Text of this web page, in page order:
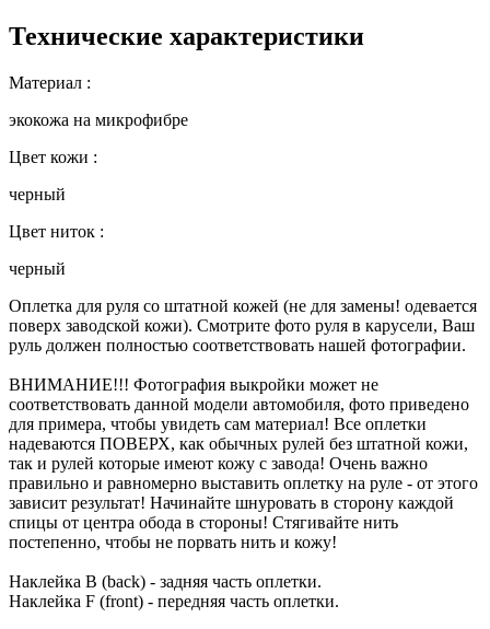
Технические характеристики
Материал :
экокожа на микрофибре
Цвет кожи :
черный
Цвет ниток :
черный
Оплетка для руля со штатной кожей (не для замены! одевается
поверх заводской кожи). Смотрите фото руля в карусели, Ваш
руль должен полностью соответствовать нашей фотографии.
ВНИМАНИЕ!!! Фотография выкройки может не
соответствовать данной модели автомобиля, фото приведено
для примера, чтобы увидеть сам материал! Все оплетки
надеваются ПОВЕРХ, как обычных рулей без штатной кожи,
так и рулей которые имеют кожу с завода! Очень важно
правильно и равномерно выставить оплетку на руле - от этого
зависит результат! Начинайте шнуровать в сторону каждой
спицы от центра обода в стороны! Стягивайте нить
постепенно, чтобы не порвать нить и кожу!
Наклейка B (back) - задняя часть оплетки.
Наклейка F (front) - передняя часть оплетки.